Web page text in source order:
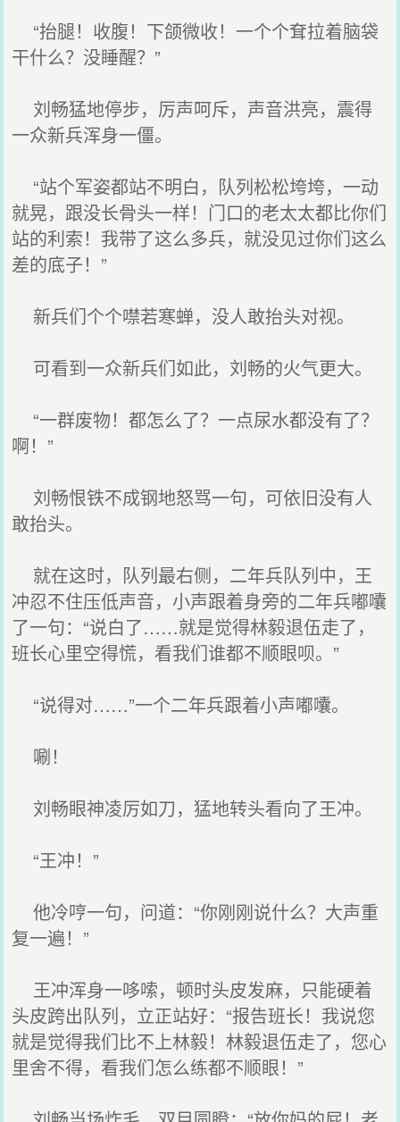
“抬腿！收腹！下颌微收！一个个耷拉着脑袋
干什么？没睡醒？”
刘畅猛地停步，厉声呵斥，声音洪亮，震得
一众新兵浑身一僵。
“站个军姿都站不明白，队列松松垮垮，一动
就晃，跟没长骨头一样！门口的老太太都比你们
站的利索！我带了这么多兵，就没见过你们这么
差的底子！”
新兵们个个噤若寒蝉，没人敢抬头对视。
可看到一众新兵们如此，刘畅的火气更大。
“一群废物！都怎么了？一点尿水都没有了？
啊！”
刘畅恨铁不成钢地怒骂一句，可依旧没有人
敢抬头。
就在这时，队列最右侧，二年兵队列中，王
冲忍不住压低声音，小声跟着身旁的二年兵嘟囔
了一句：“说白了……就是觉得林毅退伍走了，
班长心里空得慌，看我们谁都不顺眼呗。”
“说得对……”一个二年兵跟着小声嘟囔。
唰！
刘畅眼神凌厉如刀，猛地转头看向了王冲。
“王冲！”
他冷哼一句，问道：“你刚刚说什么？大声重
复一遍！”
王冲浑身一哆嗦，顿时头皮发麻，只能硬着
头皮跨出队列，立正站好：“报告班长！我说您
就是觉得我们比不上林毅！林毅退伍走了，您心
里舍不得，看我们怎么练都不顺眼！”